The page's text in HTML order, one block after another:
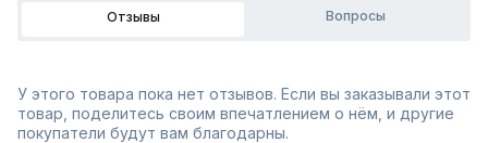
Отзывы Вопросы
У этого товара пока нет отзывов. Если вы заказывали этот
товар, поделитесь своим впечатлением о нём, и другие
покупатели будут вам благодарны.